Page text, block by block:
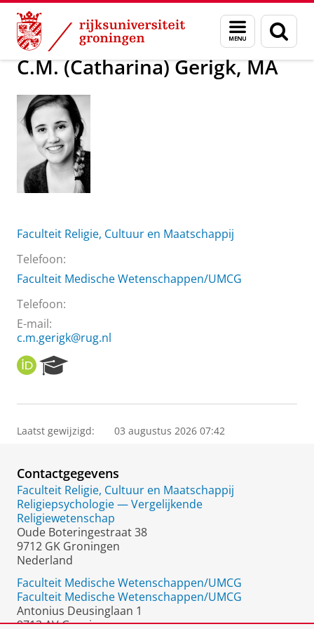
Skip
Content
Skip
Navigation
Menu
en
zoeken
Over ons C.M. (Catharina) Gerigk, MA
C.M. (Catharina) Gerigk, MA
Faculteit Religie, Cultuur en Maatschappij
Telefoon:
Faculteit Medische Wetenschappen/UMCG
Telefoon:
E-mail:
c.m.gerigk@rug.nl
O
R
I
e
r
P
o
r
t
a
l
Laatst gewijzigd: 03 augustus 2026 07:42
Contactgegevens
Faculteit Religie, Cultuur en Maatschappij
Religiepsychologie — Vergelijkende
Religiewetenschap
Oude Boteringestraat 38
9712 GK Groningen
Nederland
Faculteit Medische Wetenschappen/UMCG
Faculteit Medische Wetenschappen/UMCG
Antonius Deusinglaan 1
9713 AV Groningen